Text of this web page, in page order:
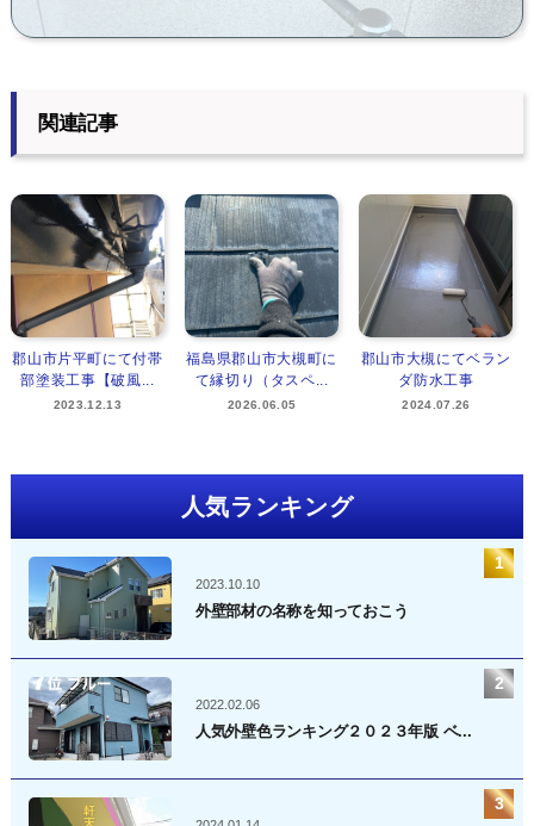
関連記事
郡山市片平町にて付帯
部塗装工事【破風...
2023.12.13
福島県郡山市大槻町に
て縁切り（タスペ...
2026.06.05
郡山市大槻にてベラン
ダ防水工事
2024.07.26
人気ランキング
2023.10.10
外壁部材の名称を知っておこう
2022.02.06
人気外壁色ランキング２０２３年版 ベ...